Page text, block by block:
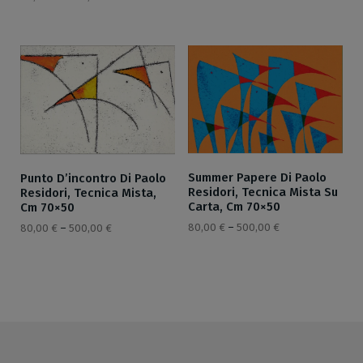
Punto D’incontro Di Paolo
Residori, Tecnica Mista,
Cm 70×50
80,00 € – 500,00 €
Summer Papere Di Paolo
Residori, Tecnica Mista Su
Carta, Cm 70×50
80,00 € – 500,00 €